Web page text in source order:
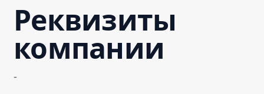
Реквизиты
компании
-
What's New